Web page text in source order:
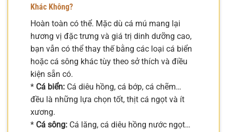
Khác Không?
Hoàn toàn có thể. Mặc dù cá mú mang lại
hương vị đặc trưng và giá trị dinh dưỡng cao,
bạn vẫn có thể thay thế bằng các loại cá biển
hoặc cá sông khác tùy theo sở thích và điều
kiện sẵn có.
* Cá biển: Cá diêu hồng, cá bớp, cá chẽm…
đều là những lựa chọn tốt, thịt cá ngọt và ít
xương.
* Cá sông: Cá lăng, cá diêu hồng nước ngọt…